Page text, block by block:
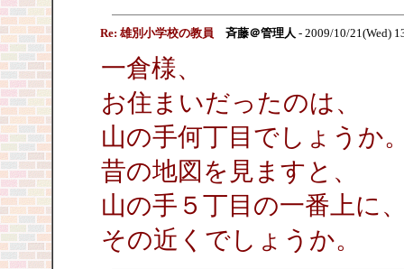
Re: 雄別小学校の教員 斉藤＠管理人 - 2009/10/21(Wed)
一倉様、
お住まいだったのは、
山の手何丁目でしょうか
昔の地図を見ますと、
山の手５丁目の一番上に
その近くでしょうか。